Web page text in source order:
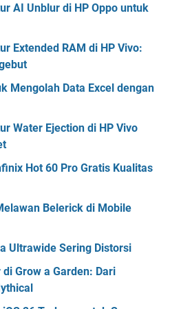
AI Unblur di HP Oppo untuk
Extended RAM di HP Vivo:
Mengolah Data Excel dengan
Water Ejection di HP Vivo
Hot 60 Pro Gratis Kualitas
Belerick di Mobile
Ultrawide Sering Distorsi
Grow a Garden: Dari